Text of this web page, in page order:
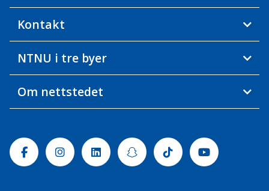
Kontakt
NTNU i tre byer
Om nettstedet
FacebookInstagramLinkedinSnapchatTiktok Youtube